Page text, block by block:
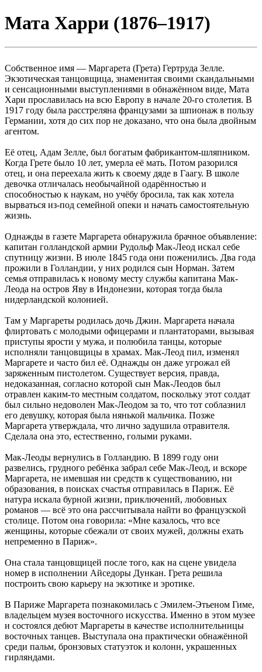
Мата Харри (1876–1917)
Собственное имя — Маргарета (Грета) Гертруда Зелле.
Экзотическая танцовщица, знаменитая своими скандальными
и сенсационными выступлениями в обнажённом виде, Мата
Хари прославилась на всю Европу в начале 20-го столетия. В
1917 году была расстреляна французами за шпионаж в пользу
Германии, хотя до сих пор не доказано, что она была двойным
агентом.
Её отец, Адам Зелле, был богатым фабрикантом-шляпником.
Когда Грете было 10 лет, умерла её мать. Потом разорился
отец, и она переехала жить к своему дяде в Гаагу. В школе
девочка отличалась необычайной одарённостью и
способностью к наукам, но учёбу бросила, так как хотела
вырваться из-под семейной опеки и начать самостоятельную
жизнь.
Однажды в газете Маргарета обнаружила брачное объявление:
капитан голландской армии Рудольф Мак-Леод искал себе
спутницу жизни. В июле 1845 года они поженились. Два года
прожили в Голландии, у них родился сын Норман. Затем
семья отправилась к новому месту службы капитана Мак-
Леода на остров Яву в Индонезии, которая тогда была
нидерландской колонией.
Там у Маргареты родилась дочь Джин. Маргарета начала
флиртовать с молодыми офицерами и плантаторами, вызывая
приступы ярости у мужа, и полюбила танцы, которые
исполняли танцовщицы в храмах. Мак-Леод пил, изменял
Маргарете и часто бил её. Однажды он даже угрожал ей
заряженным пистолетом. Существует версия, правда,
недоказанная, согласно которой сын Мак-Леодов был
отравлен каким-то местным солдатом, поскольку этот солдат
был сильно недоволен Мак-Леодом за то, что тот соблазнил
его девушку, которая была нянькой мальчика. Позже
Маргарета утверждала, что лично задушила отравителя.
Сделала она это, естественно, голыми руками.
Мак-Леоды вернулись в Голландию. В 1899 году они
развелись, грудного ребёнка забрал себе Мак-Леод, и вскоре
Маргарета, не имевшая ни средств к существованию, ни
образования, в поисках счастья отправилась в Париж. Её
натура искала бурной жизни, приключений, любовных
романов — всё это она рассчитывала найти во французской
столице. Потом она говорила: «Мне казалось, что все
женщины, которые сбежали от своих мужей, должны ехать
непременно в Париж».
Она стала танцовщицей после того, как на сцене увидела
номер в исполнении Айседоры Дункан. Грета решила
построить свою карьеру на экзотике и эротике.
В Париже Маргарета познакомилась с Эмилем-Этьеном Гиме,
владельцем музея восточного искусства. Именно в этом музее
и состоялся дебют Маргареты в качестве исполнительницы
восточных танцев. Выступала она практически обнажённой
среди пальм, бронзовых статуэток и колонн, украшенных
гирляндами.